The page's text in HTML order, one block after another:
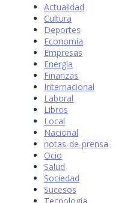
Actualidad
Cultura
Deportes
Economía
Empresas
Energía
Finanzas
Internacional
Laboral
Libros
Local
Nacional
notas-de-prensa
Ocio
Salud
Sociedad
Sucesos